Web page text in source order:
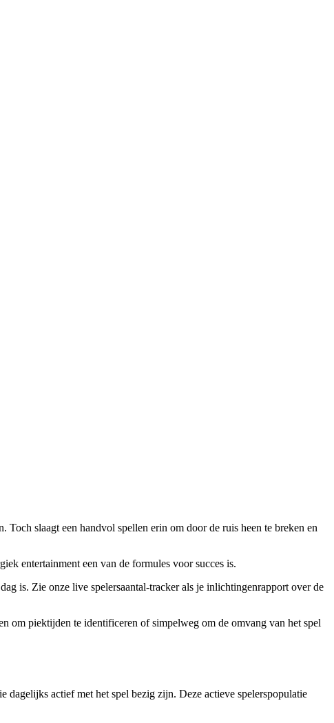
slaagt een handvol spellen erin om door de ruis heen te breken en
entertainment een van de formules voor succes is.
is. Zie onze live spelersaantal-tracker als je inlichtingenrapport over de
om piektijden te identificeren of simpelweg om de omvang van het spel
dagelijks actief met het spel bezig zijn. Deze actieve spelerspopulatie